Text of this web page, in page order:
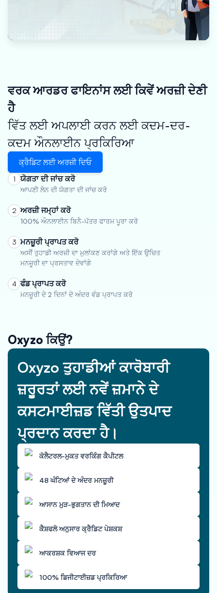
ਵਰਕ ਆਰਡਰ ਫਾਇਨਾਂਸ ਲਈ ਕਿਵੇਂ ਅਰਜ਼ੀ ਦੇਣੀ
ਹੈ
ਵਿੱਤ ਲਈ ਅਪਲਾਈ ਕਰਨ ਲਈ ਕਦਮ-ਦਰ-
ਕਦਮ ਔਨਲਾਈਨ ਪ੍ਰਕਿਰਿਆ
ਕ੍ਰੈਡਿਟ ਲਈ ਅਰਜ਼ੀ ਦਿਓ
1 ਯੋਗਤਾ ਦੀ ਜਾਂਚ ਕਰੋ
ਆਪਣੀ ਲੋਨ ਦੀ ਯੋਗਤਾ ਦੀ ਜਾਂਚ ਕਰੋ
2 ਅਰਜ਼ੀ ਜਮ੍ਹਾਂ ਕਰੋ
100% ਔਨਲਾਈਨ ਬਿਨੈ-ਪੱਤਰ ਫਾਰਮ ਪੂਰਾ ਕਰੋ
3 ਮਨਜ਼ੂਰੀ ਪ੍ਰਾਪਤ ਕਰੋ
ਅਸੀਂ ਤੁਹਾਡੀ ਅਰਜ਼ੀ ਦਾ ਮੁਲਾਂਕਣ ਕਰਾਂਗੇ ਅਤੇ ਇੱਕ ਉਚਿਤ
ਮਨਜ਼ੂਰੀ ਦਾ ਪ੍ਰਸਤਾਵ ਦੇਵਾਂਗੇ
4 ਫੰਡ ਪ੍ਰਾਪਤ ਕਰੋ
ਮਨਜ਼ੂਰੀ ਦੇ 2 ਦਿਨਾਂ ਦੇ ਅੰਦਰ ਵੰਡ ਪ੍ਰਾਪਤ ਕਰੋ
Oxyzo ਕਿਉਂ?
Oxyzo ਤੁਹਾਡੀਆਂ ਕਾਰੋਬਾਰੀ
ਜ਼ਰੂਰਤਾਂ ਲਈ ਨਵੇਂ ਜ਼ਮਾਨੇ ਦੇ
ਕਸਟਮਾਈਜ਼ਡ ਵਿੱਤੀ ਉਤਪਾਦ
ਪ੍ਰਦਾਨ ਕਰਦਾ ਹੈ।
ਕੋਲੈਟਰਲ-ਮੁਕਤ ਵਰਕਿੰਗ ਕੈਪੀਟਲ
48 ਘੰਟਿਆਂ ਦੇ ਅੰਦਰ ਮਨਜ਼ੂਰੀ
ਆਸਾਨ ਮੁੜ-ਭੁਗਤਾਨ ਦੀ ਮਿਆਦ
ਕੈਸ਼ਫਲੋ ਅਨੁਸਾਰ ਕ੍ਰੈਡਿਟ ਪੇਸ਼ਕਸ਼
ਆਕਰਸ਼ਕ ਵਿਆਜ ਦਰ
100% ਡਿਜੀਟਾਈਜ਼ਡ ਪ੍ਰਕਿਰਿਆ